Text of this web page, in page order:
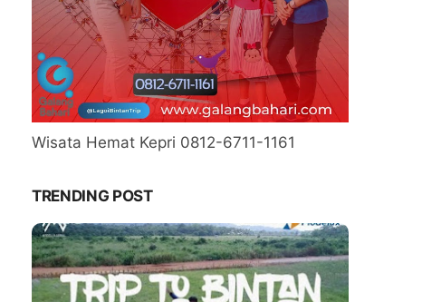
Wisata Hemat Kepri 0812-6711-1161
TRENDING POST